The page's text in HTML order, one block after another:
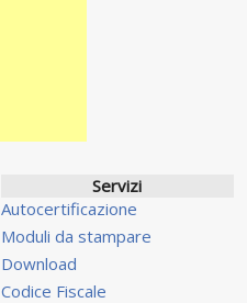
Servizi
Autocertificazione
Moduli da stampare
Download
Codice Fiscale